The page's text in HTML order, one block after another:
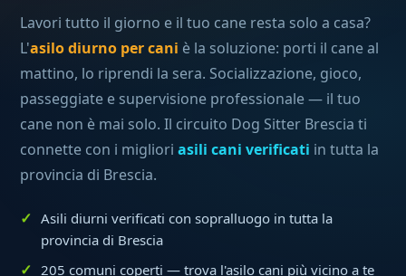
Lavori tutto il giorno e il tuo cane resta solo a casa?
L'asilo diurno per cani è la soluzione: porti il cane al
mattino, lo riprendi la sera. Socializzazione, gioco,
passeggiate e supervisione professionale — il tuo
cane non è mai solo. Il circuito Dog Sitter Brescia ti
connette con i miglioriasili cani verificati in tutta la
provincia di Brescia.
Asili diurni verificati con sopralluogo in tutta la
provincia di Brescia
205 comuni coperti — trova l'asilo cani più vicino a te